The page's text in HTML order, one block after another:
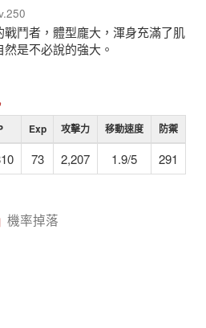
戰鬥者，體型龐大，渾身充滿了肌
是不必說的強大。
Exp 攻擊力 移動速度 防禦
73 2,207 1.9/5 291
機率掉落